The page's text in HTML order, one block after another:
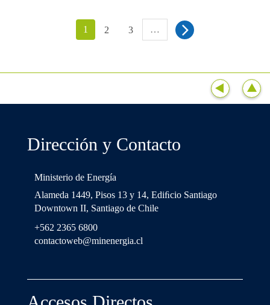
1 2 3 …
Dirección y Contacto
Ministerio de Energía
Alameda 1449, Pisos 13 y 14, Ediﬁcio Santiago
Downtown II, Santiago de Chile
+562 2365 6800
contactoweb@minenergia.cl